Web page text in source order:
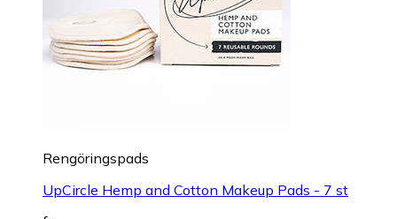
Rengöringspads
UpCircle Hemp and Cotton Makeup Pads - 7 st